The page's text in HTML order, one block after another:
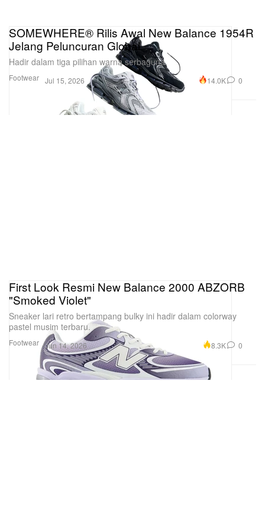
Footwear
SOMEWHERE® Rilis Awal New Balance 1954R
Jelang Peluncuran Global
Hadir dalam tiga pilihan warna serbaguna.
Jul 15, 2026 14.0K 0
Footwear
First Look Resmi New Balance 2000 ABZORB
"Smoked Violet"
Sneaker lari retro bertampang bulky ini hadir dalam colorway
pastel musim terbaru.
Jun 14, 2026 8.3K 0